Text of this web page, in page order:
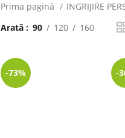
Prima pagină INGRIJIRE
Arată
90 120 160
-73% -